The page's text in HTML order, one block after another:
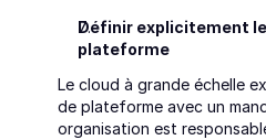
Définir explicitement
plateforme
Le cloud à grande échelle
de plateforme avec un
organisation est